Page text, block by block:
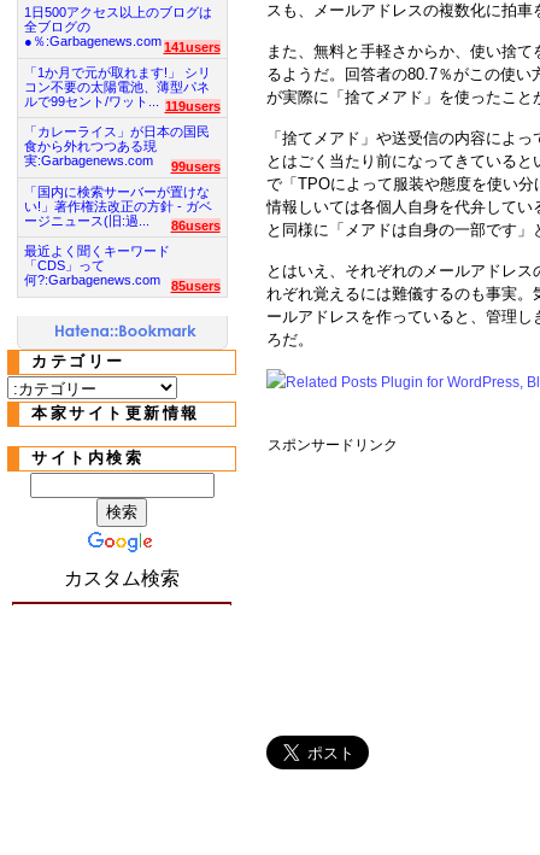
スも、メールアドレスの複数化に拍
また、無料と手軽さからか、使い捨
るようだ。回答者の80.7％がこの使
が実際に「捨てメアド」を使ったこと
「捨てメアド」や送受信の内容によ
とはごく当たり前になってきている
で「TPOによって服装や態度を使い
情報しいては各個人自身を代弁して
と同様に「メアドは自身の一部です
とはいえ、それぞれのメールアドレ
れぞれ覚えるには難儀するのも事実
ールアドレスを作っていると、管理
ろだ。
スポンサードリンク
1日500アクセス以上のブログは
全ブログの
●％:Garbagenews.com 141users
「1か月で元が取れます!」 シリ
コン不要の太陽電池、薄型パネ
ルで99セント/ワット...
119users
「カレーライス」が日本の国民
食から外れつつある現
実:Garbagenews.com
99users
「国内に検索サーバーが置けな
い!」著作権法改正の方針 - ガベ
ージニュース(旧:過...
86users
最近よく聞くキーワード
「CDS」って
何?:Garbagenews.com
85users
カテゴリー
本家サイト更新情報
サイト内検索
カスタム検索